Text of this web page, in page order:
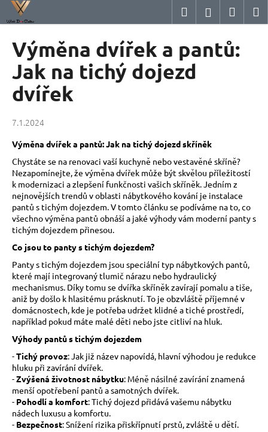
Přejít
obsah
Hledat Přihlášení
Výměna dvířek a pantů:
Jak na tichý dojezd
dvířek
7.1.2024
Výměna dvířek a pantů: Jak na tichý dojezd skříněk
Chystáte se na renovaci vaší kuchyně nebo vestavěné skříně?
Nezapomínejte, že výměna dvířek může být skvělou příležitostí
k modernizaci a zlepšení funkčnosti vašich skříněk. Jedním z
nejnovějších trendů v oblasti nábytkového kování je instalace
pantů s tichým dojezdem. V tomto článku se podíváme na to, co
všechno výměna pantů obnáší a jaké výhody vám moderní panty s
tichým dojezdem přinesou.
Co jsou to panty s tichým dojezdem?
Panty s tichým dojezdem jsou speciální typ nábytkových pantů,
které mají integrovaný tlumič nárazu nebo hydraulický
mechanismus. Díky tomu se dvířka skříněk zavírají pomalu a tiše,
aniž by došlo k hlasitému prásknutí. To je obzvláště příjemné v
domácnostech, kde je potřeba udržet klidné a tiché prostředí,
například pokud máte malé děti nebo jste citliví na hluk.
Výhody pantů s tichým dojezdem
-Tichý provoz: Jak již název napovídá, hlavní výhodou je redukce
hluku při zavírání dvířek.
-Zvýšená životnost nábytku: Méně násilné zavírání znamená
menší opotřebení pantů a samotných dvířek.
- Pohodlí a komfort: Tichý dojezd přidává vašemu nábytku
nádech luxusu a komfortu.
- Bezpečnost: Snížení rizika přiskřípnutí prstů, zvláště u dětí.
o
C
o
p
t
ř
e
b
u
j
e
t
e
n
a
j
í
t
?
HLEDAT